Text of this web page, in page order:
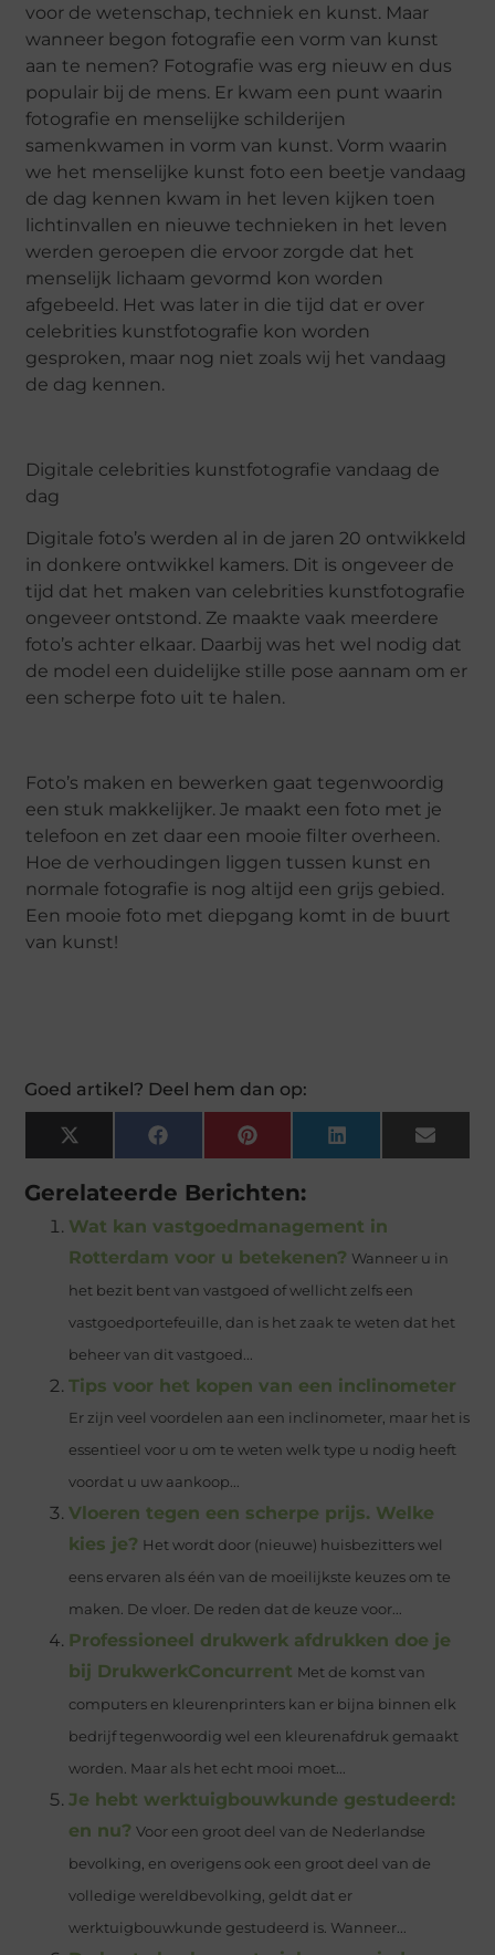
voor de wetenschap, techniek en kunst. Maar
wanneer begon fotografie een vorm van kunst
aan te nemen? Fotografie was erg nieuw en dus
populair bij de mens. Er kwam een punt waarin
fotografie en menselijke schilderijen
samenkwamen in vorm van kunst. Vorm waarin
we het menselijke kunst foto een beetje vandaag
de dag kennen kwam in het leven kijken toen
lichtinvallen en nieuwe technieken in het leven
werden geroepen die ervoor zorgde dat het
menselijk lichaam gevormd kon worden
afgebeeld. Het was later in die tijd dat er over
celebrities kunstfotografie kon worden
gesproken, maar nog niet zoals wij het vandaag
de dag kennen.
Digitale celebrities kunstfotografie vandaag de
dag
Digitale foto’s werden al in de jaren 20 ontwikkeld
in donkere ontwikkel kamers. Dit is ongeveer de
tijd dat het maken van celebrities kunstfotografie
ongeveer ontstond. Ze maakte vaak meerdere
foto’s achter elkaar. Daarbij was het wel nodig dat
de model een duidelijke stille pose aannam om er
een scherpe foto uit te halen.
Foto’s maken en bewerken gaat tegenwoordig
een stuk makkelijker. Je maakt een foto met je
telefoon en zet daar een mooie filter overheen.
Hoe de verhoudingen liggen tussen kunst en
normale fotografie is nog altijd een grijs gebied.
Een mooie foto met diepgang komt in de buurt
van kunst!
Goed artikel? Deel hem dan op:
X
(Twitter)
FacebookPinterestLinkedIn Email
Gerelateerde Berichten:
Wat kan vastgoedmanagement in
Rotterdam voor u betekenen? Wanneer u in
het bezit bent van vastgoed of wellicht zelfs een
vastgoedportefeuille, dan is het zaak te weten dat het
beheer van dit vastgoed...
Tips voor het kopen van een inclinometer
Er zijn veel voordelen aan een inclinometer, maar het is
essentieel voor u om te weten welk type u nodig heeft
voordat u uw aankoop...
Vloeren tegen een scherpe prijs. Welke
kies je? Het wordt door (nieuwe) huisbezitters wel
eens ervaren als één van de moeilijkste keuzes om te
maken. De vloer. De reden dat de keuze voor...
Professioneel drukwerk afdrukken doe je
bij DrukwerkConcurrent Met de komst van
computers en kleurenprinters kan er bijna binnen elk
bedrijf tegenwoordig wel een kleurenafdruk gemaakt
worden. Maar als het echt mooi moet...
Je hebt werktuigbouwkunde gestudeerd:
en nu? Voor een groot deel van de Nederlandse
bevolking, en overigens ook een groot deel van de
volledige wereldbevolking, geldt dat er
werktuigbouwkunde gestudeerd is. Wanneer...